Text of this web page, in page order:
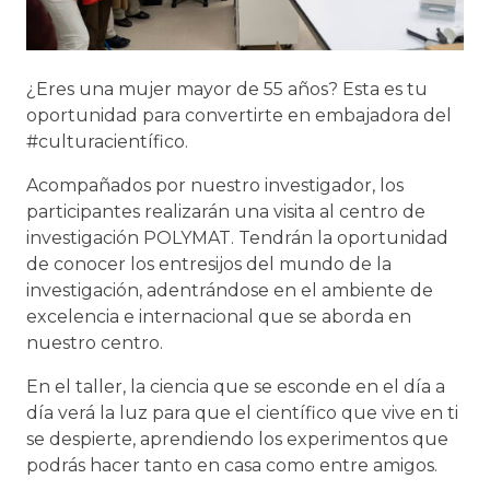
¿Eres una mujer mayor de 55 años? Esta es tu
oportunidad para convertirte en embajadora del
#culturacientífico.
Acompañados por nuestro investigador, los
participantes realizarán una visita al centro de
investigación POLYMAT. Tendrán la oportunidad
de conocer los entresijos del mundo de la
investigación, adentrándose en el ambiente de
excelencia e internacional que se aborda en
nuestro centro.
En el taller, la ciencia que se esconde en el día a
día verá la luz para que el científico que vive en ti
se despierte, aprendiendo los experimentos que
podrás hacer tanto en casa como entre amigos.